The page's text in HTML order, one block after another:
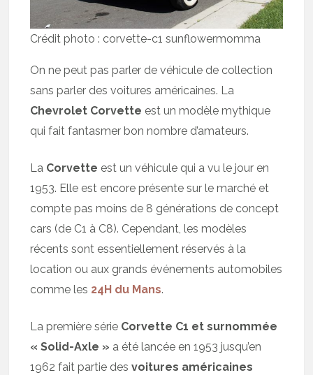
Crédit photo : corvette-c1 sunflowermomma
On ne peut pas parler de véhicule de collection
sans parler des voitures américaines. La
Chevrolet Corvette est un modèle mythique
qui fait fantasmer bon nombre d’amateurs.
La Corvette est un véhicule qui a vu le jour en
1953. Elle est encore présente sur le marché et
compte pas moins de 8 générations de concept
cars (de C1 à C8). Cependant, les modèles
récents sont essentiellement réservés à la
location ou aux grands événements automobiles
comme les 24H du Mans.
La première série Corvette C1 et surnommée
« Solid-Axle » a été lancée en 1953 jusqu’en
1962 fait partie desvoitures américaines